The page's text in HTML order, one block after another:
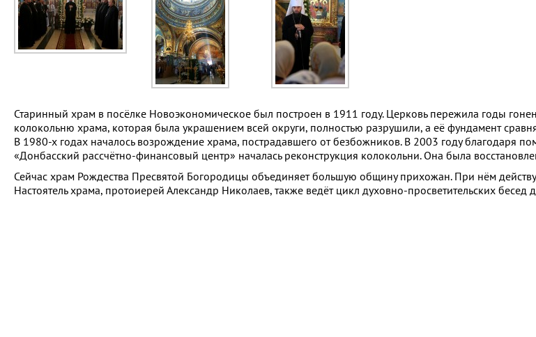
Старинный храм в посёлке Новоэкономическое был построен в 1911 году. Церковь пережила годы
колокольню храма, которая была украшением всей округи, полностью разрушили, а её фундамент
В 1980-х годах началось возрождение храма, пострадавшего от безбожников. В 2003 году благодаря
«Донбасский рассчётно-финансовый центр» началась реконструкция колокольни. Она была
Сейчас храм Рождества Пресвятой Богородицы объединяет большую общину прихожан. При нём
Настоятель храма, протоиерей Александр Николаев, также ведёт цикл духовно-просветительских бесед